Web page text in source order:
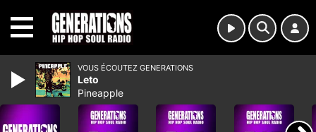
VOUS ÉCOUTEZ GENERATIONS
Leto
Pineapple